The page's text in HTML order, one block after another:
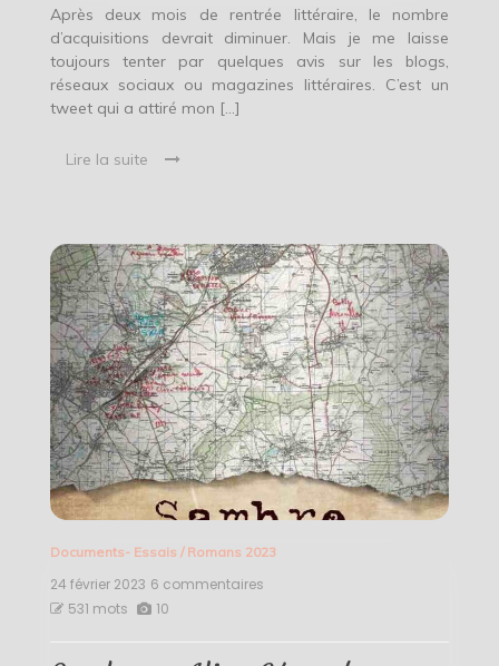
23
)
Après deux mois de rentrée littéraire, le nombre
d’acquisitions devrait diminuer. Mais je me laisse
toujours tenter par quelques avis sur les blogs,
réseaux sociaux ou magazines littéraires. C’est un
tweet qui a attiré mon […]
Lire la suite
Documents- Essais / Romans 2023
24 février 2023 6 commentaires
531 mots 10